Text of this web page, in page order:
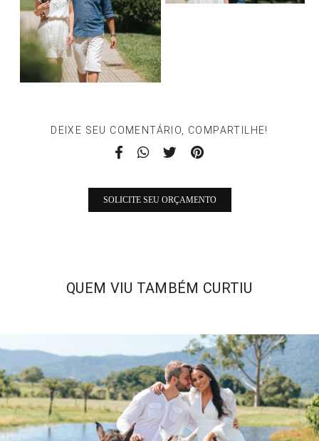
DEIXE SEU COMENTÁRIO, COMPARTILHE!
SOLICITE SEU ORÇAMENTO
QUEM VIU TAMBÉM CURTIU